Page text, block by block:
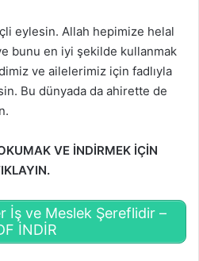
eylesin. Allah hepimize helal
bunu en iyi şekilde kullanmak
ve ailelerimiz için fadlıyla
Bu dünyada da ahirette de
VE İNDİRMEK İÇİN
İş ve Meslek Şereflidir –
İNDİR